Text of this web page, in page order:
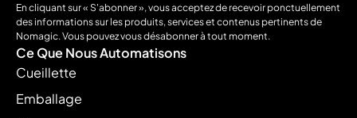
En cliquant sur « S'abonner », vous acceptez de recevoir ponctuellement
des informations sur les produits, services et contenus pertinents de
Nomagic. Vous pouvez vous désabonner à tout moment.
Ce Que Nous Automatisons
Cueillette
Emballage